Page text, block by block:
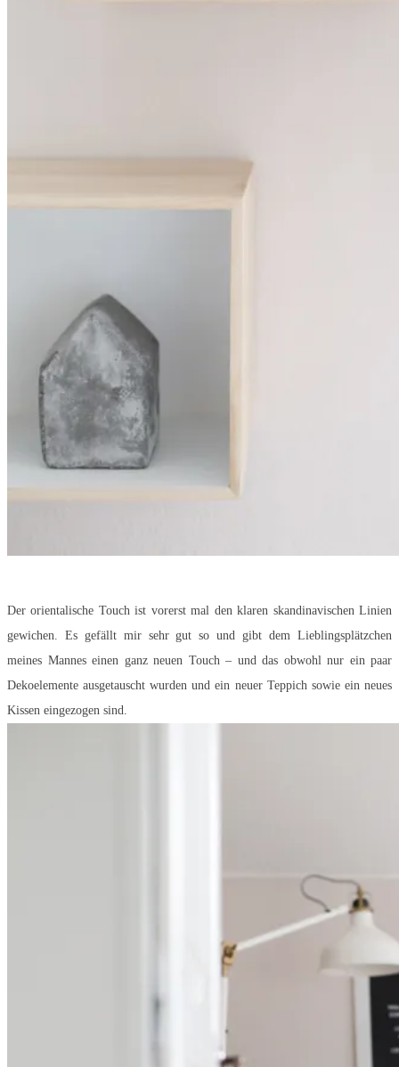
Der orientalische Touch ist vorerst mal den klaren skandinavischen Linien
gewichen. Es gefällt mir sehr gut so und gibt dem Lieblingsplätzchen
meines Mannes einen ganz neuen Touch – und das obwohl nur ein paar
Dekoelemente ausgetauscht wurden und ein neuer Teppich sowie ein neues
Kissen eingezogen sind.